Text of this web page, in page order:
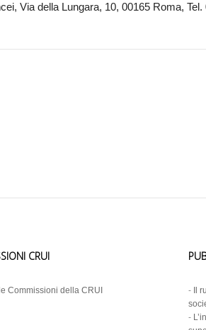
Via della Lungara, 10, 00165 Roma, Tel.
CRUI
Commissioni della CRUI -
Il
-